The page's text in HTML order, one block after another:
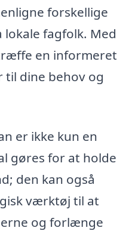
forskellige
fagfolk. Med
en informeret
til dine behov og
er ikke kun en
gøres for at holde
den kan også
værktøj til at
og forlænge